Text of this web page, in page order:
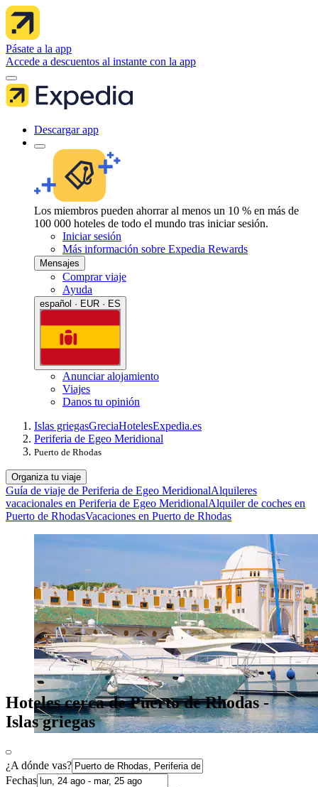
Pásate a la app
Accede a descuentos al instante con la app
Descargar app
Los miembros pueden ahorrar al menos un 10 % en más de
100 000 hoteles de todo el mundo tras iniciar sesión.
Iniciar sesión
Más información sobre Expedia Rewards
Mensajes
Comprar viaje
Ayuda
español · EUR · ES
Anunciar alojamiento
Viajes
Danos tu opinión
Islas griegasGreciaHotelesExpedia.es
Periferia de Egeo Meridional
Puerto de Rhodas
Organiza tu viaje
Guía de viaje de Periferia de Egeo MeridionalAlquileres
vacacionales en Periferia de Egeo MeridionalAlquiler de coches en
Puerto de RhodasVacaciones en Puerto de Rhodas
Hoteles cerca de Puerto de Rhodas -
Islas griegas
¿A dónde vas?
Fechas